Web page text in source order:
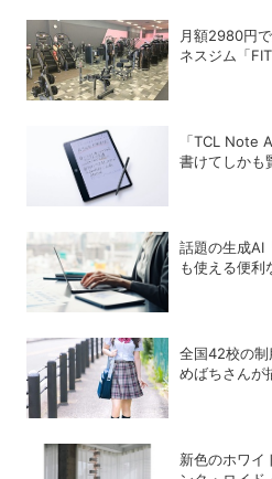
月額2980円
ネスジム「
「TCL Note
書けてしかも
話題の生成AI
も使える便利
全国42校の
めばちさんが
新色のホワイ